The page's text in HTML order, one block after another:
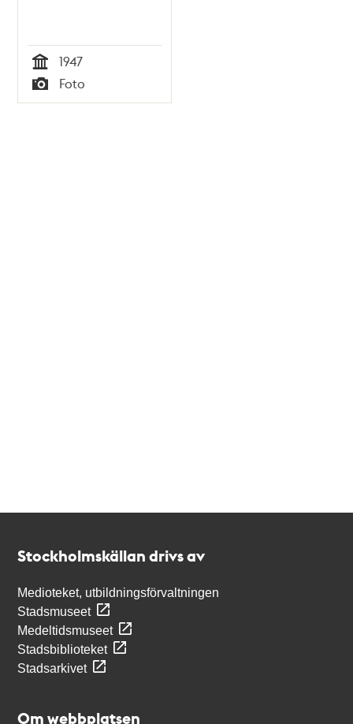
Tid
1947
Typ
Foto
Stockholmskällan drivs av
Medioteket, utbildningsförvaltningen
Stadsmuseet
Medeltidsmuseet
Stadsbiblioteket
Stadsarkivet
Om webbplatsen